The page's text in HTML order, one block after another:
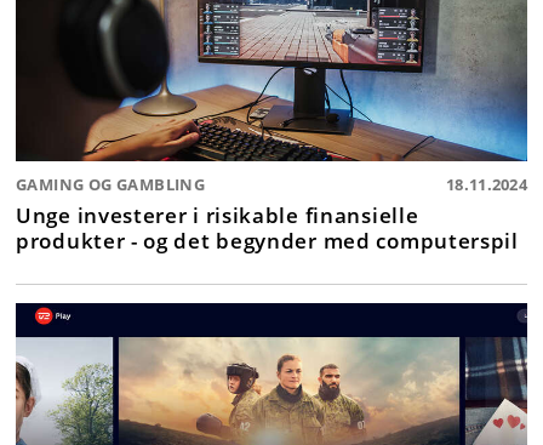
GAMING OG GAMBLING 18.11.2024
Unge investerer i risikable finansielle
produkter - og det begynder med computerspil